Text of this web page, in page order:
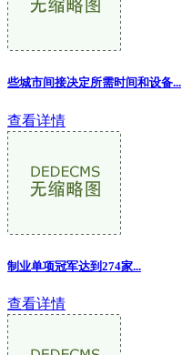
些城市间接决定所需时间和设备...
查看详情
制业单项冠军达到274家...
查看详情